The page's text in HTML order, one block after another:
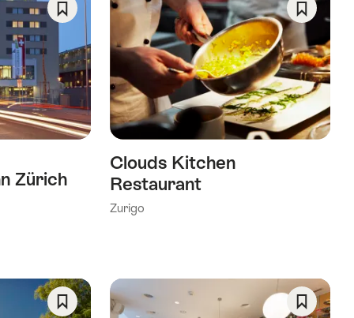
Zürich
Salva
come
preferito:
Wishlist
Clouds Kitchen
Restaurant
Zurigo
Salva
come
Wishlist